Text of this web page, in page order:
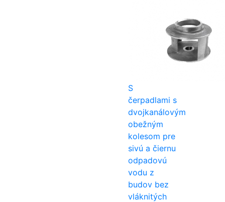
S
čerpadlami s
dvojkanálovým
obežným
kolesom pre
sivú a čiernu
odpadovú
vodu z
budov bez
vláknitých